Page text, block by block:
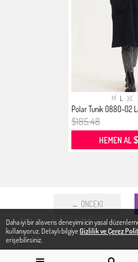
Daha iyi bir alisveris deneyimi icin yasal
kullanıyoruz. Detaylı bilgiye Gizlilik ve Çerez
erişebilirsiniz.
M L XL
Polar Tunik 0880-02
$185.48
HEMEN AL
← ÖNCEKI